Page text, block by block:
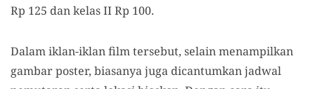
Rp 125 dan kelas II Rp 100.
Dalam iklan-iklan film tersebut, selain menampilkan
gambar poster, biasanya juga dicantumkan jadwal